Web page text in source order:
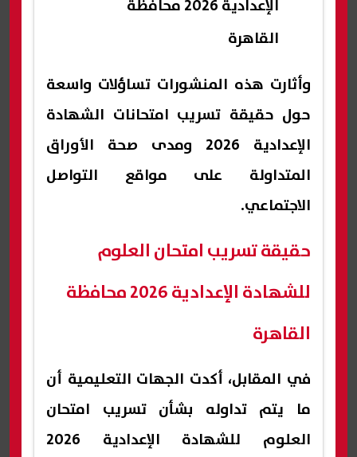
الإعدادية 2026 محافظة
القاهرة
وأثارت هذه المنشورات تساؤلات واسعة
حول حقيقة تسريب امتحانات الشهادة
الإعدادية 2026 ومدى صحة الأوراق
المتداولة على مواقع التواصل
الاجتماعي.
حقيقة تسريب امتحان العلوم
للشهادة الإعدادية 2026 محافظة
القاهرة
في المقابل، أكدت الجهات التعليمية أن
ما يتم تداوله بشأن تسريب امتحان
العلوم للشهادة الإعدادية 2026